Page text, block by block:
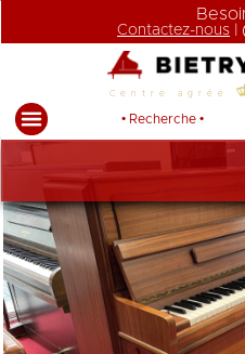
Contactez-nous
Centre agrée
• Recherche •